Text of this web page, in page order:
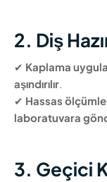
2. Diş
✔ Kaplama
aşındırılır.
✔ Hassas ölçümler
laboratuvara
3. Geçici